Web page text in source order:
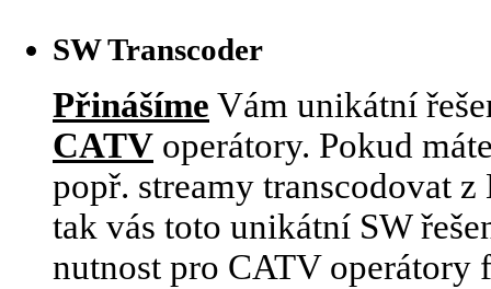
SW Transcoder
Přinášíme Vám unikátní
CATV operátory. Pokud
popř. streamy transcodovat
tak vás toto unikátní SW
nutnost pro CATV operátory